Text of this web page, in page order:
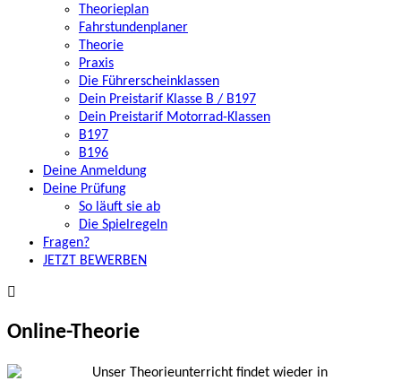
Theorieplan
Fahrstundenplaner
Theorie
Praxis
Die Führerscheinklassen
Dein Preistarif Klasse B / B197
Dein Preistarif Motorrad-Klassen
B197
B196
Deine Anmeldung
Deine Prüfung
So läuft sie ab
Die Spielregeln
Fragen?
JETZT BEWERBEN
Online-Theorie
Unser Theorieunterricht findet wieder in